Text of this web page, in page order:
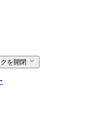
を開閉